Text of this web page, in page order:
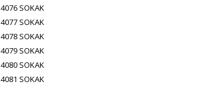
4076 SOKAK
4077 SOKAK
4078 SOKAK
4079 SOKAK
4080 SOKAK
4081 SOKAK